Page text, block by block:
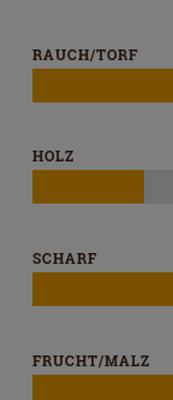
RAUCH/TORF
HOLZ
SCHARF
FRUCHT/MALZ